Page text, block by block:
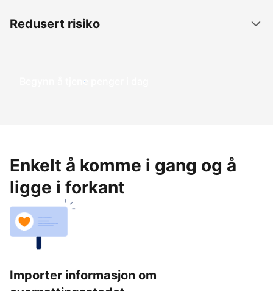
Redusert risiko
Begynn å tjene penger i dag
Enkelt å komme i gang og å
ligge i forkant
Importer informasjon om